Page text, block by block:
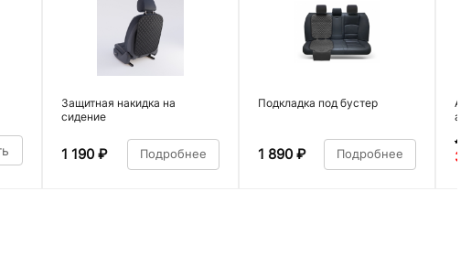
Защитная накидка на
сидение
1 190 ₽ Подробнее
Подкладка под бустер
1 890 ₽ Подробнее
4
3